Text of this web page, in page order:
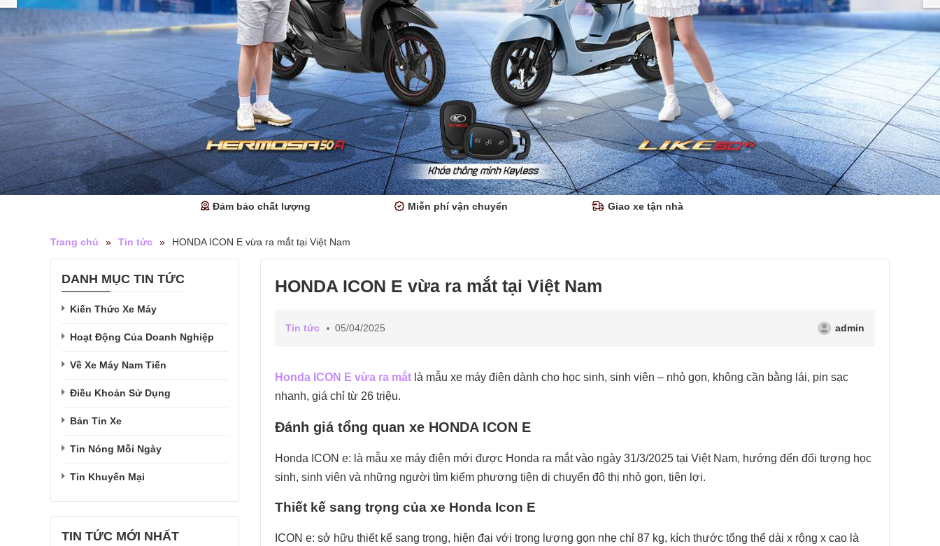
Đảm bảo chất lượng Miễn phí vận chuyển Giao xe tận nhà
Trang chủ » Tin tức » HONDA ICON E vừa ra mắt tại Việt Nam
HONDA ICON E vừa ra mắt tại Việt Nam
Tin tức 05/04/2025 admin
Honda ICON E vừa ra mắt là mẫu xe máy điện dành cho học sinh, sinh viên – nhỏ gọn, không cần bằng lái, pin sạc
nhanh, giá chỉ từ 26 triệu.
Đánh giá tổng quan xe HONDA ICON E
​Honda ICON e: là mẫu xe máy điện mới được Honda ra mắt vào ngày 31/3/2025 tại Việt Nam, hướng đến đối tượng học
sinh, sinh viên và những người tìm kiếm phương tiện di chuyển đô thị nhỏ gọn, tiện lợi.
Thiết kế sang trọng của xe Honda Icon E
ICON e: sở hữu thiết kế sang trọng, hiện đại với trọng lượng gọn nhẹ chỉ 87 kg, kích thước tổng thể dài x rộng x cao là
DANH MỤC TIN TỨC
Kiến Thức Xe Máy
Hoạt Động Của Doanh Nghiệp
Về Xe Máy Nam Tiến
Điều Khoản Sử Dụng
Bản Tin Xe
Tin Nóng Mỗi Ngày
Tin Khuyến Mại
TIN TỨC MỚI NHẤT